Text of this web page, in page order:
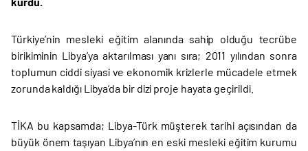
Türkiye’nin mesleki eğitim alanında sahip olduğu tecrübe
birikiminin Libya’ya aktarılması yanı sıra; 2011 yılından sonra
toplumun ciddi siyasi ve ekonomik krizlerle mücadele etmek
zorunda kaldığı Libya’da bir dizi proje hayata geçirildi.
TİKA bu kapsamda; Libya-Türk müşterek tarihi açısından da
büyük önem taşıyan Libya’nın en eski mesleki eğitim kurumu